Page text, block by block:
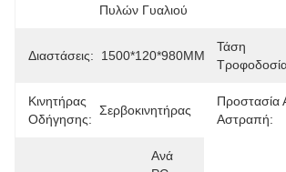
Πυλών Γυαλιού
Διαστάσεις: 1500*120*980MM
Τάση
Κινητήρας
Οδήγησης:
Σερβοκινητήρας
Προστασία
Αστραπή:
Ανά